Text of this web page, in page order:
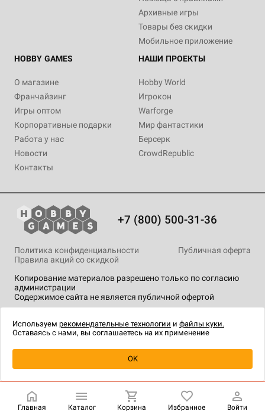
Уведомить о наличии
Архивные игры
Товары без скидки
Мобильное приложение
HOBBY GAMES
О магазине
Франчайзинг
Игры оптом
Корпоративные подарки
Работа у нас
Новости
Контакты
НАШИ ПРОЕКТЫ
Hobby World
Игрокон
Warforge
Мир фантастики
Берсерк
CrowdRepublic
+7 (800) 500-31-36
Копирование материалов разрешено только по согласию
администрации
Содержимое сайта не является публичной офертой
Политика конфиденциальности
Публичная оферта
Правила акций со скидкой
технологии.
Главная Каталог Корзина Избранное Войти
Используем рекомендательные технологии и файлы куки.
Оставаясь с нами, вы соглашаетесь на их применение
OK